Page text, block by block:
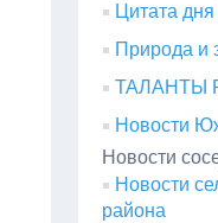
Цитата дня
Природа и
ТАЛАНТЫ
Новости
Новости
Новости
района